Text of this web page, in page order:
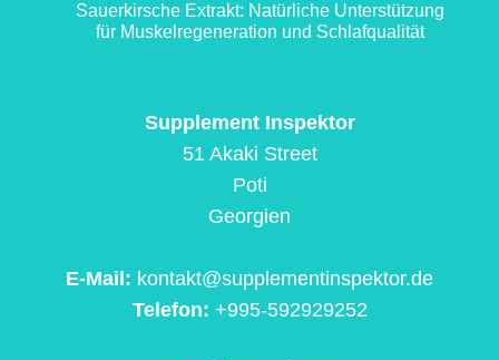
Sauerkirsche Extrakt: Natürliche Unterstützung
für Muskelregeneration und Schlafqualität
Supplement Inspektor
51 Akaki Street
Poti
Georgien
E-Mail: kontakt@supplementinspektor.de
Telefon: +995-592929252